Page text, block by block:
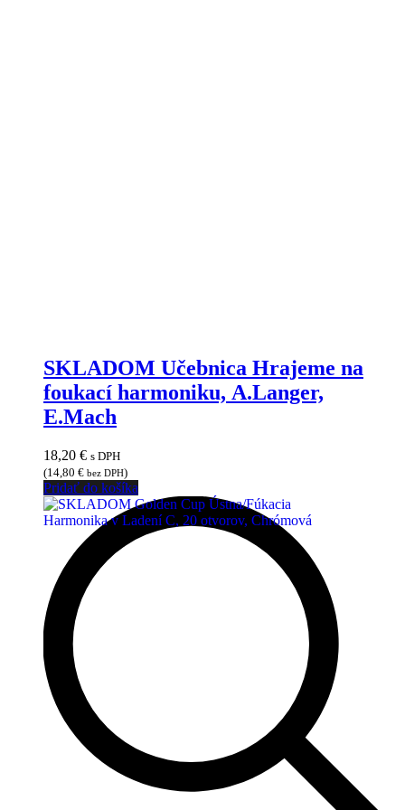
SKLADOM Učebnica Hrajeme na
foukací harmoniku, A.Langer,
E.Mach
18,20 € s DPH
(14,80 € bez DPH)
Pridať do košíka